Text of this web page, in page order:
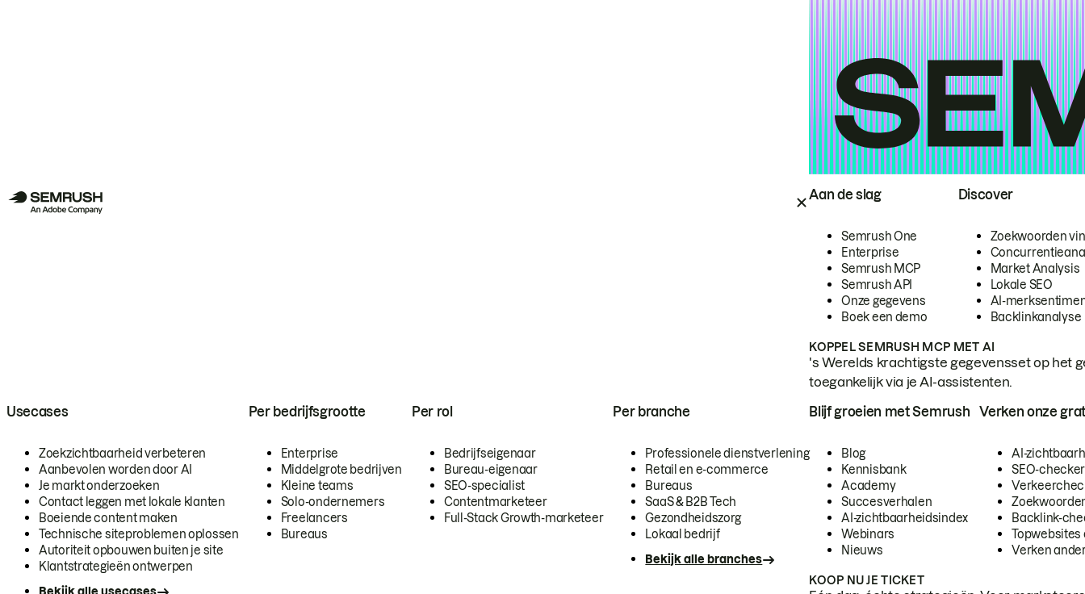
Aan de slag
Semrush One
Enterprise
Semrush MCP
Semrush API
Onze gegevens
Boek een demo
Discover
Zoekwoorden
Market Analysis
Lokale SEO
AI-
Backlinkanalyse
KOPPEL SEMRUSH MCP MET AI
's Werelds krachtigste gegevensset op het
toegankelijk via je AI-assistenten.
Usecases
Zoekzichtbaarheid verbeteren
Aanbevolen worden door AI
Je markt onderzoeken
Contact leggen met lokale klanten
Boeiende content maken
Technische siteproblemen oplossen
Autoriteit opbouwen buiten je site
Klantstrategieën ontwerpen
Per bedrijfsgrootte
Enterprise
Middelgrote bedrijven
Kleine teams
Solo-ondernemers
Freelancers
Bureaus
Per rol
Bedrijfseigenaar
Bureau-eigenaar
SEO-specialist
Contentmarketeer
Full-Stack Growth-marketeer
Per branche
Professionele dienstverlening
Retail en e-commerce
Bureaus
SaaS & B2B Tech
Gezondheidszorg
Lokaal bedrijf
Bekijk alle branches
Blijf groeien met Semrush
Blog
Kennisbank
Academy
Succesverhalen
AI-zichtbaarheidsindex
Webinars
Nieuws
Verken onze
AI-
SEO-checker
Backlink-
Topwebsites
Verken
KOOP NU JE TICKET